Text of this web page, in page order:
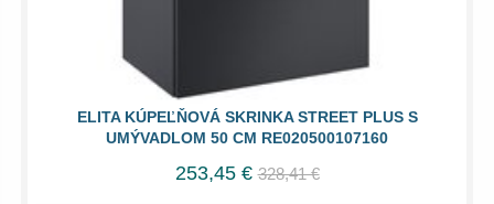
ELITA KÚPEĽŇOVÁ SKRINKA STREET PLUS S
UMÝVADLOM 50 CM RE020500107160
253,45 € 328,41 €